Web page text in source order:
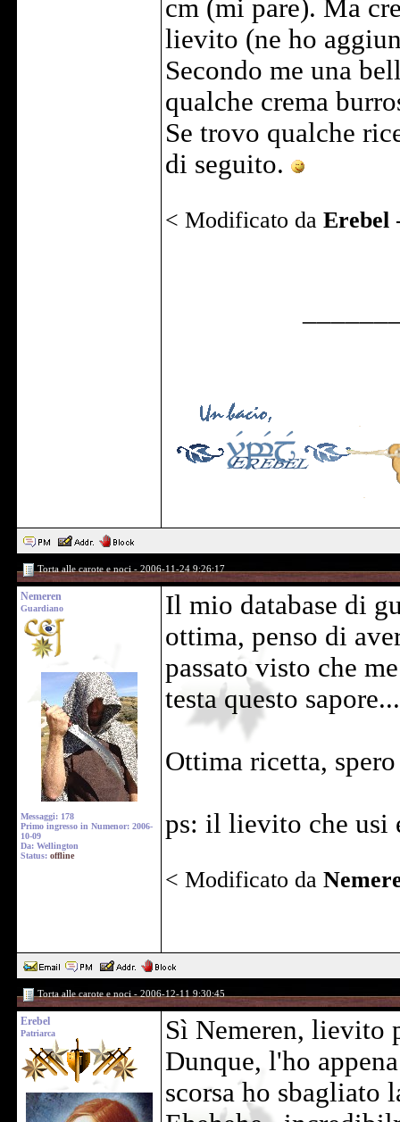
cm (mi pare). Ma
lievito (ne ho
Secondo me una
qualche crema
Se trovo qualche
di seguito.
< Modificato da Erebel
Torta alle carote e noci - 2006-11-24 9:26:17
Nemeren
Guardiano
Messaggi: 178
Primo ingresso in Numenor: 2006-
10-09
Da: Wellington
Status: offline
Il mio database di
ottima, penso di
passato visto che
testa questo
Ottima ricetta,
ps: il lievito che usi
< Modificato da
Torta alle carote e noci - 2006-12-11 9:30:45
Erebel
Patriarca
Sì Nemeren, lievito
Dunque, l'ho
scorsa ho sbagliato